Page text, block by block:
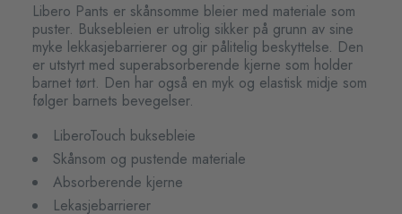
Libero Pants er skånsomme bleier med materiale som
puster. Buksebleien er utrolig sikker på grunn av sine
myke lekkasjebarrierer og gir pålitelig beskyttelse. Den
er utstyrt med superabsorberende kjerne som holder
barnet tørt. Den har også en myk og elastisk midje som
følger barnets bevegelser.
LiberoTouch buksebleie
Skånsom og pustende materiale
Absorberende kjerne
Lekasjebarrierer